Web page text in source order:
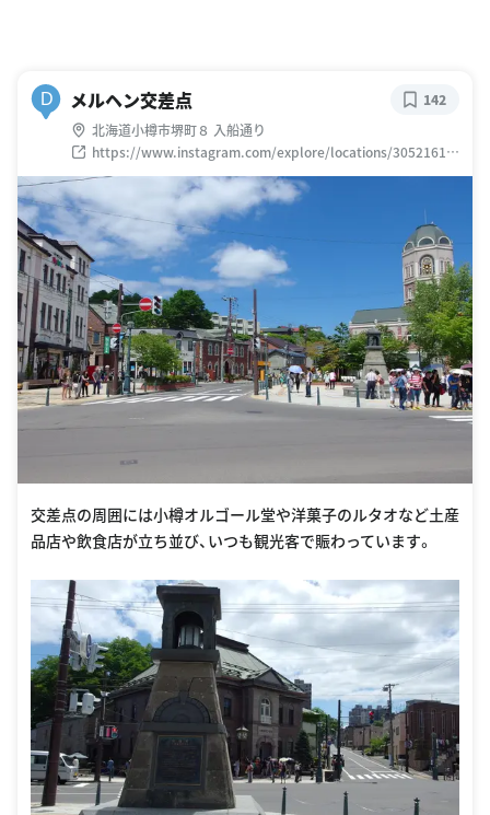
D メルヘン交差点
北海道小樽市堺町８ 入船通り
https://www.instagram.com/explore/locations/30521613
9898264
142
交差点の周囲には小樽オルゴール堂や洋菓子のルタオなど土産
品店や飲食店が立ち並び、いつも観光客で賑わっています。